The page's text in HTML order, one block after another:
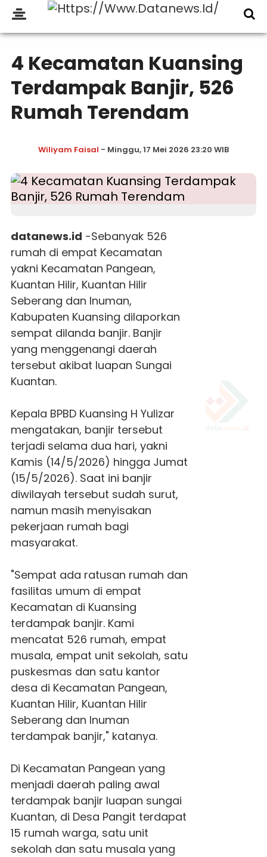
4 Kecamatan Kuansing
Terdampak Banjir, 526
Rumah Terendam
Wiliyam Faisal - Minggu, 17 Mei 2026 23:20 WIB
datanews.id -Sebanyak 526
rumah di empat Kecamatan
yakni Kecamatan Pangean,
Kuantan Hilir, Kuantan Hilir
Seberang dan Inuman,
Kabupaten Kuansing dilaporkan
sempat dilanda banjir. Banjir
yang menggenangi daerah
tersebut akibat luapan Sungai
Kuantan.
Kepala BPBD Kuansing H Yulizar
mengatakan, banjir tersebut
terjadi selama dua hari, yakni
Kamis (14/5/2026) hingga Jumat
(15/5/2026). Saat ini banjir
diwilayah tersebut sudah surut,
namun masih menyisakan
pekerjaan rumah bagi
masyarakat.
"Sempat ada ratusan rumah dan
fasilitas umum di empat
Kecamatan di Kuansing
terdampak banjir. Kami
mencatat 526 rumah, empat
musala, empat unit sekolah, satu
puskesmas dan satu kantor
desa di Kecamatan Pangean,
Kuantan Hilir, Kuantan Hilir
Seberang dan Inuman
terdampak banjir," katanya.
Di Kecamatan Pangean yang
menjadi daerah paling awal
terdampak banjir luapan sungai
Kuantan, di Desa Pangit terdapat
15 rumah warga, satu unit
sekolah dan satu musala yang